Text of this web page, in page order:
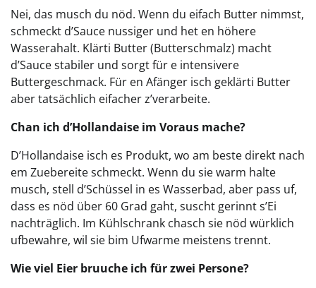
Nei, das musch du nöd. Wenn du eifach Butter nimmst,
schmeckt d’Sauce nussiger und het en höhere
Wasserahalt. Klärti Butter (Butterschmalz) macht
d’Sauce stabiler und sorgt für e intensivere
Buttergeschmack. Für en Afänger isch geklärti Butter
aber tatsächlich eifacher z’verarbeite.
Chan ich d’Hollandaise im Voraus mache?
D’Hollandaise isch es Produkt, wo am beste direkt nach
em Zuebereite schmeckt. Wenn du sie warm halte
musch, stell d’Schüssel in es Wasserbad, aber pass uf,
dass es nöd über 60 Grad gaht, suscht gerinnt s’Ei
nachträglich. Im Kühlschrank chasch sie nöd würklich
ufbewahre, wil sie bim Ufwarme meistens trennt.
Wie viel Eier bruuche ich für zwei Persone?